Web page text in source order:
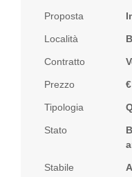
Proposta
Località
Contratto
Prezzo
Tipologia
Stato
Stabile